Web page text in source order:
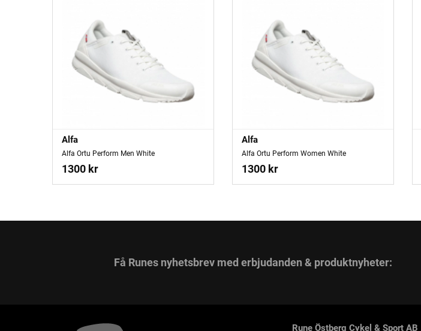
Alfa
Alfa Ortu Perform Men White
1300 kr
Alfa
Alfa Ortu Perform Women White
1300 kr
Få Runes nyhetsbrev med erbjudanden & produktnyheter:
Rune Östberg Cykel & Sport AB